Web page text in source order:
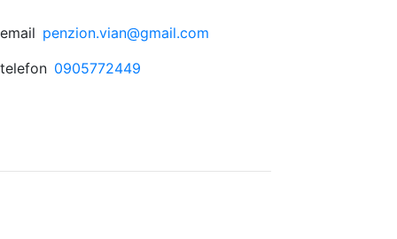
email penzion.vian@gmail.com
telefon 0905772449